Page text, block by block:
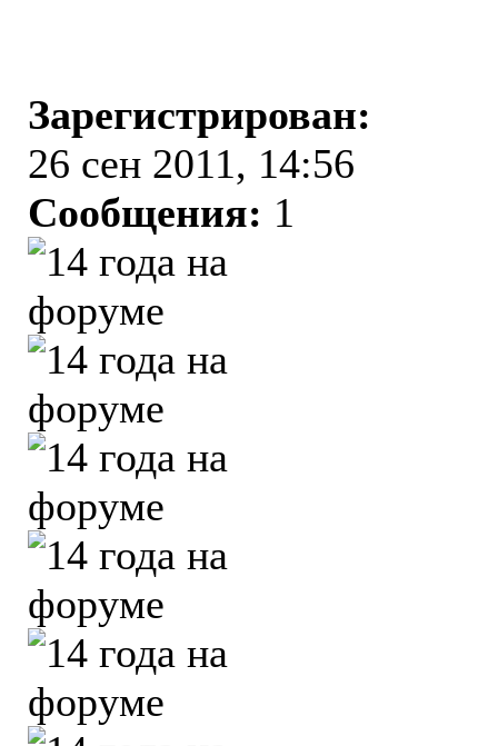
Зарегистрирован:
26 сен 2011, 14:56
Сообщения: 1